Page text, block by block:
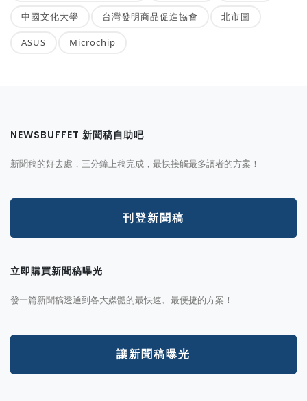
中國文化大學 台灣發明商品促進協會 北市圖
ASUS Microchip
NEWSBUFFET 新聞稿自助吧
新聞稿的好去處，三分鐘上稿完成，最快接觸最多讀者的方案！
刊登新聞稿
立即購買新聞稿曝光
發一篇新聞稿透通到各大媒體的最快速、最便捷的方案！
讓新聞稿曝光